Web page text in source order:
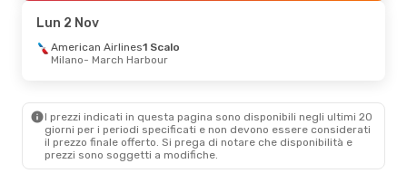
March Harbour - Charlotte
Lun 2 Nov
American Airlines1 Scalo
Milano- March Harbour
I prezzi indicati in questa pagina sono disponibili negli ultimi 20
giorni per i periodi specificati e non devono essere considerati
il ​​prezzo finale offerto. Si prega di notare che disponibilità e
prezzi sono soggetti a modifiche.